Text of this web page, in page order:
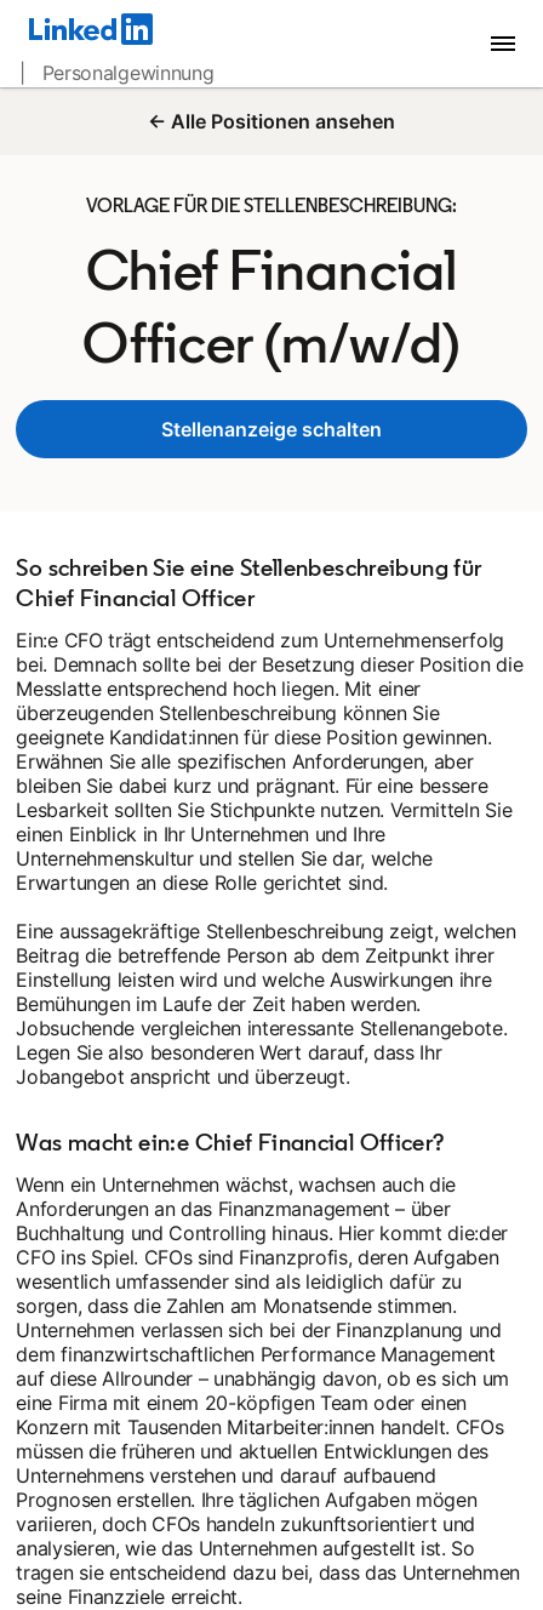
| Personalgewinnung
← Alle Positionen ansehen
VORLAGE FÜR DIE STELLENBESCHREIBUNG:
Chief Financial
Officer (m/w/d)
Stellenanzeige schalten
opens in a new tab
So schreiben Sie eine Stellenbeschreibung für
Chief Financial Officer
Ein:e CFO trägt entscheidend zum Unternehmenserfolg
bei. Demnach sollte bei der Besetzung dieser Position die
Messlatte entsprechend hoch liegen. Mit einer
überzeugenden Stellenbeschreibung können Sie
geeignete Kandidat:innen für diese Position gewinnen.
Erwähnen Sie alle spezifischen Anforderungen, aber
bleiben Sie dabei kurz und prägnant. Für eine bessere
Lesbarkeit sollten Sie Stichpunkte nutzen. Vermitteln Sie
einen Einblick in Ihr Unternehmen und Ihre
Unternehmenskultur und stellen Sie dar, welche
Erwartungen an diese Rolle gerichtet sind.
Eine aussagekräftige Stellenbeschreibung zeigt, welchen
Beitrag die betreffende Person ab dem Zeitpunkt ihrer
Einstellung leisten wird und welche Auswirkungen ihre
Bemühungen im Laufe der Zeit haben werden.
Jobsuchende vergleichen interessante Stellenangebote.
Legen Sie also besonderen Wert darauf, dass Ihr
Jobangebot anspricht und überzeugt.
Was macht ein:e Chief Financial Officer?
Wenn ein Unternehmen wächst, wachsen auch die
Anforderungen an das Finanzmanagement – über
Buchhaltung und Controlling hinaus. Hier kommt die:der
CFO ins Spiel. CFOs sind Finanzprofis, deren Aufgaben
wesentlich umfassender sind als leidiglich dafür zu
sorgen, dass die Zahlen am Monatsende stimmen.
Unternehmen verlassen sich bei der Finanzplanung und
dem finanzwirtschaftlichen Performance Management
auf diese Allrounder – unabhängig davon, ob es sich um
eine Firma mit einem 20-köpfigen Team oder einen
Konzern mit Tausenden Mitarbeiter:innen handelt. CFOs
müssen die früheren und aktuellen Entwicklungen des
Unternehmens verstehen und darauf aufbauend
Prognosen erstellen. Ihre täglichen Aufgaben mögen
variieren, doch CFOs handeln zukunftsorientiert und
analysieren, wie das Unternehmen aufgestellt ist. So
tragen sie entscheidend dazu bei, dass das Unternehmen
seine Finanzziele erreicht.